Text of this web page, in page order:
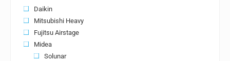
Daikin
Mitsubishi Heavy
Fujitsu Airstage
Midea
Solunar